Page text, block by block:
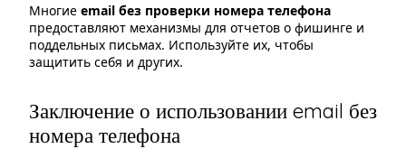
Многие email без проверки номера телефона
предоставляют механизмы для отчетов о фишинге и
поддельных письмах. Используйте их, чтобы
защитить себя и других.
Заключение о использовании email без
номера телефона